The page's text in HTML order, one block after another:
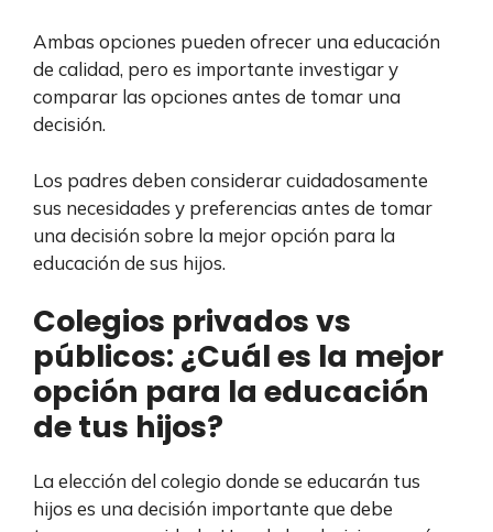
Ambas opciones pueden ofrecer una educación
de calidad, pero es importante investigar y
comparar las opciones antes de tomar una
decisión.
Los padres deben considerar cuidadosamente
sus necesidades y preferencias antes de tomar
una decisión sobre la mejor opción para la
educación de sus hijos.
Colegios privados vs
públicos: ¿Cuál es la mejor
opción para la educación
de tus hijos?
La elección del colegio donde se educarán tus
hijos es una decisión importante que debe